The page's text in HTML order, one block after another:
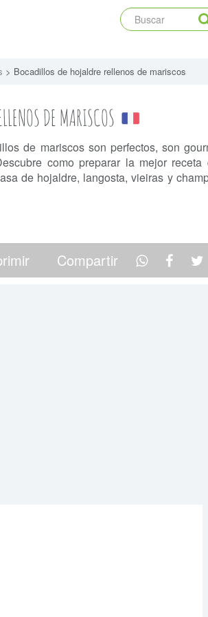
> Bocadillos de hojaldre rellenos de mariscos
DE MARISCOS
de mariscos son perfectos, son
como preparar la mejor receta
de hojaldre, langosta, vieiras y
Compartir